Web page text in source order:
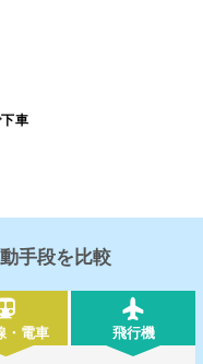
車
手段を比較
・電車 飛行機